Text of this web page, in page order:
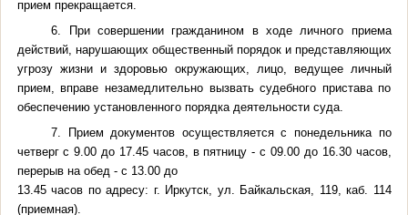
прием прекращается.
6. При совершении гражданином в ходе личного приема
действий, нарушающих общественный порядок и представляющих
угрозу жизни и здоровью окружающих, лицо, ведущее личный
прием, вправе незамедлительно вызвать судебного пристава по
обеспечению установленного порядка деятельности суда.
7. Прием документов осуществляется с понедельника по
четверг с 9.00 до 17.45 часов, в пятницу - с 09.00 до 16.30 часов,
перерыв на обед - с 13.00 до
13.45 часов по адресу: г. Иркутск, ул. Байкальская, 119, каб. 114
(приемная).